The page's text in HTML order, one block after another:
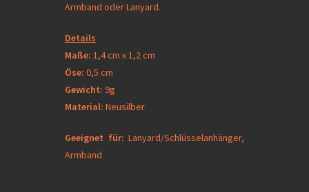
Armband oder Lanyard.
Details
Maße: 1,4 cm x 1,2 cm
Öse: 0,5 cm
Gewicht: 9g
Material: Neusilber
Geeignet für: Lanyard/Schlüsselanhänger,
Armband